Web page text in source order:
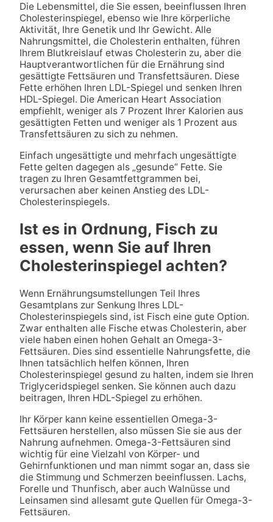
Die Lebensmittel, die Sie essen, beeinflussen Ihren
Cholesterinspiegel, ebenso wie Ihre körperliche
Aktivität, Ihre Genetik und Ihr Gewicht. Alle
Nahrungsmittel, die Cholesterin enthalten, führen
Ihrem Blutkreislauf etwas Cholesterin zu, aber die
Hauptverantwortlichen für die Ernährung sind
gesättigte Fettsäuren und Transfettsäuren. Diese
Fette erhöhen Ihren LDL-Spiegel und senken Ihren
HDL-Spiegel. Die American Heart Association
empfiehlt, weniger als 7 Prozent Ihrer Kalorien aus
gesättigten Fetten und weniger als 1 Prozent aus
Transfettsäuren zu sich zu nehmen.
Einfach ungesättigte und mehrfach ungesättigte
Fette gelten dagegen als „gesunde“ Fette. Sie
tragen zu Ihren Gesamtfettgrammen bei,
verursachen aber keinen Anstieg des LDL-
Cholesterinspiegels.
Ist es in Ordnung, Fisch zu
essen, wenn Sie auf Ihren
Cholesterinspiegel achten?
Wenn Ernährungsumstellungen Teil Ihres
Gesamtplans zur Senkung Ihres LDL-
Cholesterinspiegels sind, ist Fisch eine gute Option.
Zwar enthalten alle Fische etwas Cholesterin, aber
viele haben einen hohen Gehalt an Omega-3-
Fettsäuren. Dies sind essentielle Nahrungsfette, die
Ihnen tatsächlich helfen können, Ihren
Cholesterinspiegel gesund zu halten, indem sie Ihren
Triglyceridspiegel senken. Sie können auch dazu
beitragen, Ihren HDL-Spiegel zu erhöhen.
Ihr Körper kann keine essentiellen Omega-3-
Fettsäuren herstellen, also müssen Sie sie aus der
Nahrung aufnehmen. Omega-3-Fettsäuren sind
wichtig für eine Vielzahl von Körper- und
Gehirnfunktionen und man nimmt sogar an, dass sie
die Stimmung und Schmerzen beeinflussen. Lachs,
Forelle und Thunfisch, aber auch Walnüsse und
Leinsamen sind allesamt gute Quellen für Omega-3-
Fettsäuren.